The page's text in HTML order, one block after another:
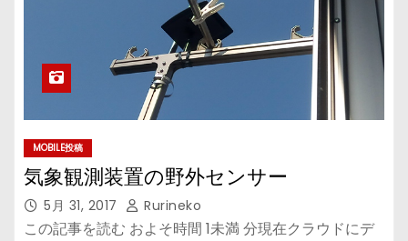
MOBILE投稿
気象観測装置の野外センサー
5月 31, 2017 Rurineko
この記事を読む およそ時間 1未満 分現在クラウドにデ